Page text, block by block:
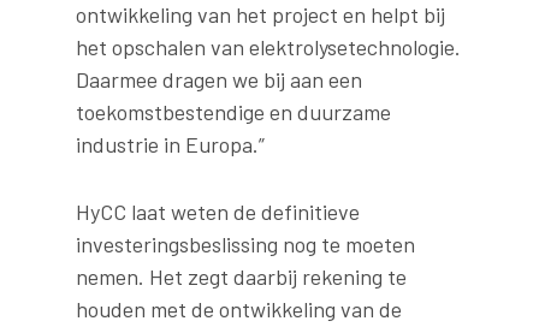
ontwikkeling van het project en helpt bij
het opschalen van elektrolysetechnologie.
Daarmee dragen we bij aan een
toekomstbestendige en duurzame
industrie in Europa.”
HyCC laat weten de definitieve
investeringsbeslissing nog te moeten
nemen. Het zegt daarbij rekening te
houden met de ontwikkeling van de